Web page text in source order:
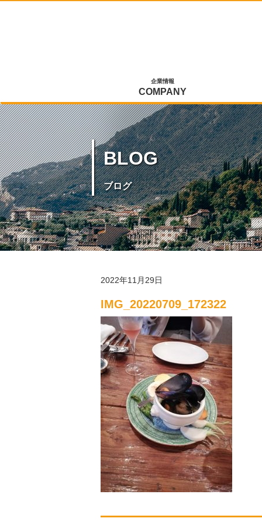
企業情報
COMPANY
BLOG
ブログ
2022年11月29日
IMG_20220709_172322